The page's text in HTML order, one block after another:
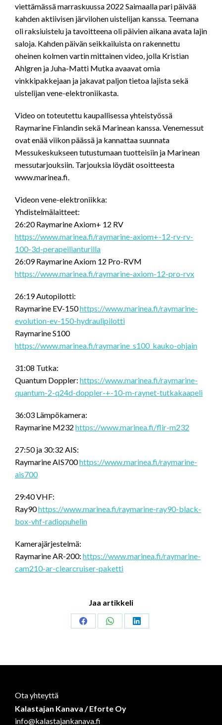
viettämässä marraskuussa 2022 Saimaalla pari päivää
kahden aktiivisen järvilohen uistelijan kanssa. Teemana
oli raksiuistelu ja tavoitteena oli päivien aikana avata lajin
saloja. Kahden päivän seikkailuista on rakennettu
oheinen kolmen vartin mittainen video, jolla Kristian
Ahlgren ja Juha-Matti Mutka avaavat omia
vinkkipakkejaan ja jakavat paljon tietoa lajista sekä
uistelijan vene-elektroniikasta.
Video on toteutettu kaupallisessa yhteistyössä
Raymarine Finlandin sekä Marinean kanssa. Venemessut
ovat enää viikon päässä ja kannattaa suunnata
Messukeskukseen tutustumaan tuotteisiin ja Marinean
messutarjouksiin. Tarjouksia löydät osoitteesta
www.marinea.fi.
Videon vene-elektroniikka:
Yhdistelmälaitteet:
26:20 Raymarine Axiom+ 12 RV
https://www.marinea.fi/raymarine-axiom+-12-rv-rv-
100-3d-perapeilianturilla
26:09 Raymarine Axiom 12 Pro-RVM
https://www.marinea.fi/raymarine-axiom-12-pro-rvx
26:19 Autopilotti:
Raymarine EV-150https://www.marinea.fi/raymarine-
evolution-ev-150-hydraulipilotti
Raymarine S100
https://www.marinea.fi/raymarine_s100_kauko-ohjain
31:08 Tutka:
Quantum Doppler: https://www.marinea.fi/raymarine-
quantum-2-q24d-doppler-+-10-m-raynet-tutkakaapeli
36:03 Lämpökamera:
Raymarine M232 https://www.marinea.fi/flir-m232
27:50 ja 30:32 AIS:
Raymarine AIS700https://www.marinea.fi/raymarine-
ais700
29:40 VHF:
Ray90https://www.marinea.fi/raymarine-ray90-black-
box-vhf-radiopuhelin
Kamerajärjestelmä:
Raymarine AR-200: https://www.marinea.fi/raymarine-
cam210-ar-clearcruiser-paketti
Jaa artikkeli
Share
Share
Share
Ota yhteyttä
Kalastajan Kanava / Eforte Oy
info@kalastajankanava.fi